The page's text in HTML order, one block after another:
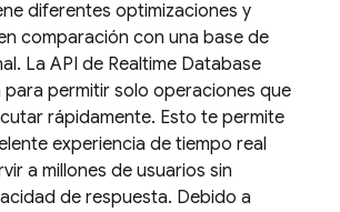
diferentes optimizaciones y
comparación con una base de
La API de Realtime Database
para permitir solo operaciones que
rápidamente. Esto te permite
experiencia de tiempo real
a millones de usuarios sin
de respuesta. Debido a